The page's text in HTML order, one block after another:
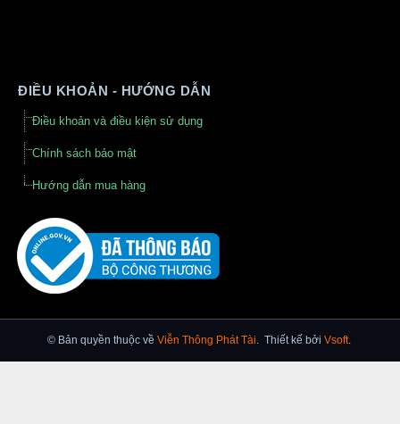
ĐIỀU KHOẢN - HƯỚNG DẪN
Điều khoản và điều kiện sử dụng
Chính sách bảo mật
Hướng dẫn mua hàng
© Bản quyền thuộc về Viễn Thông Phát Tài. Thiết kế bởi Vsoft.